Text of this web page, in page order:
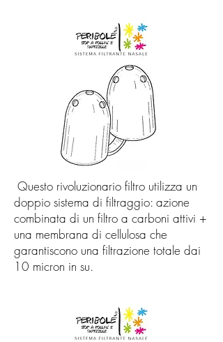
Questo rivoluzionario filtro utilizza un
doppio sistema di filtraggio: azione
combinata di un filtro a carboni attivi +
una membrana di cellulosa che
garantiscono una filtrazione totale dai
10 micron in su.